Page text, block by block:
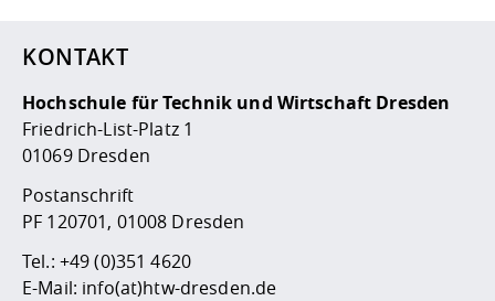
KONTAKT
Hochschule für Technik und Wirtschaft Dresden
Friedrich-List-Platz 1
01069 Dresden
Postanschrift
PF 120701, 01008 Dresden
Tel.: +49 (0)351 4620
E-Mail: info(at)htw-dresden.de